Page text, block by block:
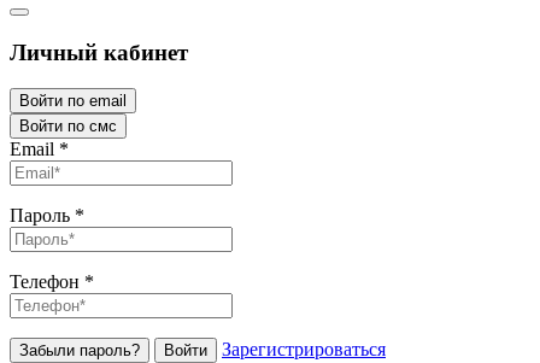
Личный кабинет
Войти по email
Войти по смс
Email *
Пароль *
Телефон *
Забыли пароль? Войти Зарегистрироваться